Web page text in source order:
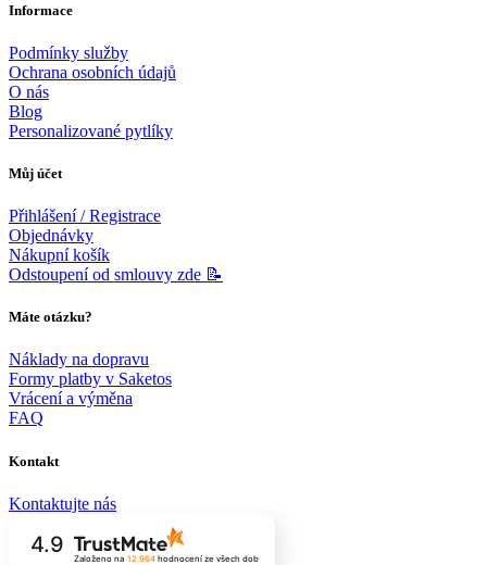
Informace
Podmínky služby
Ochrana osobních údajů
O nás
Blog
Personalizované pytlíky
Můj účet
Přihlášení / Registrace
Objednávky
Nákupní košík
Odstoupení od smlouvy zde 📝
Máte otázku?
Náklady na dopravu
Formy platby v Saketos
Vrácení a výměna
FAQ
Kontakt
Kontaktujte nás
4.9
Založeno na 12 964hodnocení ze všech dob